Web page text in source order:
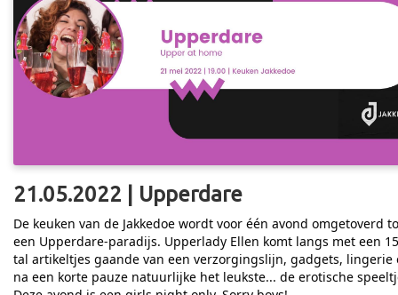
21.05.2022 | Upperdare
De keuken van de Jakkedoe wordt voor één avond omgetoverd
een Upperdare-paradijs. Upperlady Ellen komt langs met een
tal artikeltjes gaande van een verzorgingslijn, gadgets, lingerie
na een korte pauze natuurlijke het leukste... de erotische